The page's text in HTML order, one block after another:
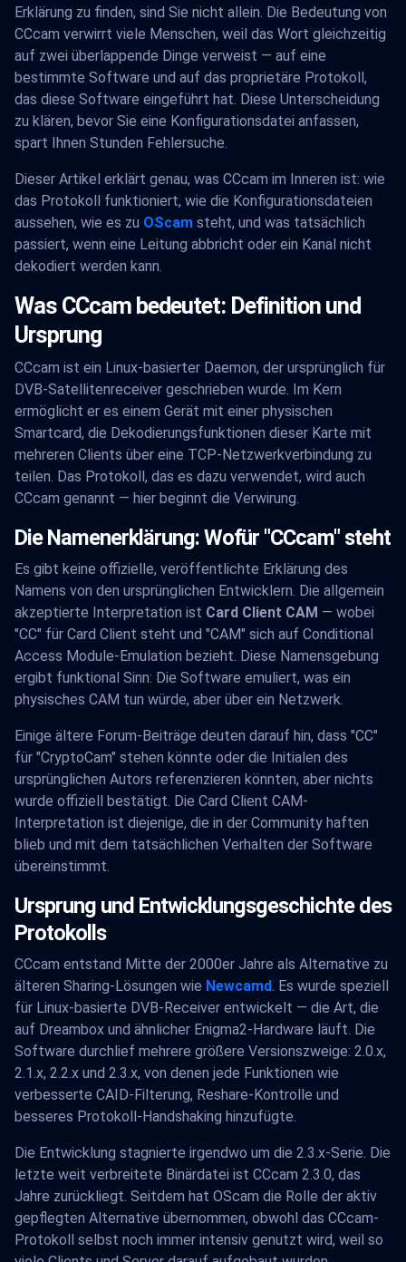
Erklärung zu finden, sind Sie nicht allein. Die Bedeutung von
CCcam verwirrt viele Menschen, weil das Wort gleichzeitig
auf zwei überlappende Dinge verweist — auf eine
bestimmte Software und auf das proprietäre Protokoll,
das diese Software eingeführt hat. Diese Unterscheidung
zu klären, bevor Sie eine Konfigurationsdatei anfassen,
spart Ihnen Stunden Fehlersuche.
Dieser Artikel erklärt genau, was CCcam im Inneren ist: wie
das Protokoll funktioniert, wie die Konfigurationsdateien
aussehen, wie es zu OScam steht, und was tatsächlich
passiert, wenn eine Leitung abbricht oder ein Kanal nicht
dekodiert werden kann.
Was CCcam bedeutet: Definition und
Ursprung
CCcam ist ein Linux-basierter Daemon, der ursprünglich für
DVB-Satellitenreceiver geschrieben wurde. Im Kern
ermöglicht er es einem Gerät mit einer physischen
Smartcard, die Dekodierungsfunktionen dieser Karte mit
mehreren Clients über eine TCP-Netzwerkverbindung zu
teilen. Das Protokoll, das es dazu verwendet, wird auch
CCcam genannt — hier beginnt die Verwirung.
Die Namenerklärung: Wofür "CCcam" steht
Es gibt keine offizielle, veröffentlichte Erklärung des
Namens von den ursprünglichen Entwicklern. Die allgemein
akzeptierte Interpretation ist Card Client CAM — wobei
"CC" für Card Client steht und "CAM" sich auf Conditional
Access Module-Emulation bezieht. Diese Namensgebung
ergibt funktional Sinn: Die Software emuliert, was ein
physisches CAM tun würde, aber über ein Netzwerk.
Einige ältere Forum-Beiträge deuten darauf hin, dass "CC"
für "CryptoCam" stehen könnte oder die Initialen des
ursprünglichen Autors referenzieren könnten, aber nichts
wurde offiziell bestätigt. Die Card Client CAM-
Interpretation ist diejenige, die in der Community haften
blieb und mit dem tatsächlichen Verhalten der Software
übereinstimmt.
Ursprung und Entwicklungsgeschichte des
Protokolls
CCcam entstand Mitte der 2000er Jahre als Alternative zu
älteren Sharing-Lösungen wie Newcamd . Es wurde speziell
für Linux-basierte DVB-Receiver entwickelt — die Art, die
auf Dreambox und ähnlicher Enigma2-Hardware läuft. Die
Software durchlief mehrere größere Versionszweige: 2.0.x,
2.1.x, 2.2.x und 2.3.x, von denen jede Funktionen wie
verbesserte CAID-Filterung, Reshare-Kontrolle und
besseres Protokoll-Handshaking hinzufügte.
Die Entwicklung stagnierte irgendwo um die 2.3.x-Serie. Die
letzte weit verbreitete Binärdatei ist CCcam 2.3.0, das
Jahre zurückliegt. Seitdem hat OScam die Rolle der aktiv
gepflegten Alternative übernommen, obwohl das CCcam-
Protokoll selbst noch immer intensiv genutzt wird, weil so